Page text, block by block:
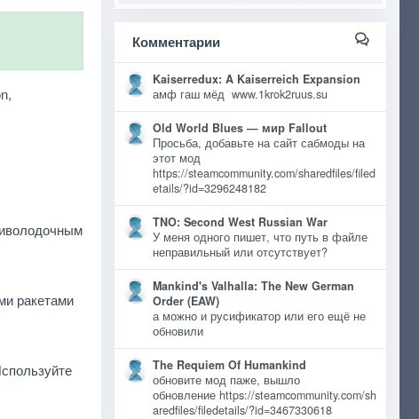
ракетами
Комментарии
Kaiserredux: A Kaiserreich Expansion
амф гаш мёд www.1krok2ruus.su
Old World Blues — мир Fallout
Просьба, добавьте на сайт сабмоды на
этот мод
https://steamcommunity.com/sharedfiles/filed
etails/?id=3296248182
TNO: Second West Russian War
У меня одного пишет, что путь в файле
неправильный или отсутствует?
Mankind's Valhalla: The New German
Order (EAW)
а можно и русификатор или его ещё не
обновили
The Requiem Of Humankind
обновите мод паже, вышло
обновление https://steamcommunity.com/sh
aredfiles/filedetails/?id=3467330618